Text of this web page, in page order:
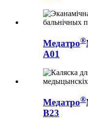
Медатро®
A01
Медатро®
B23